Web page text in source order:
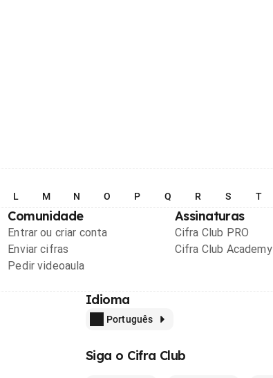
L M N O P Q R S T
Comunidade
Entrar ou criar conta
Enviar cifras
Pedir videoaula
Assinaturas
Cifra Club PRO
Cifra Club Academy
Idioma
Português
Siga o Cifra Club